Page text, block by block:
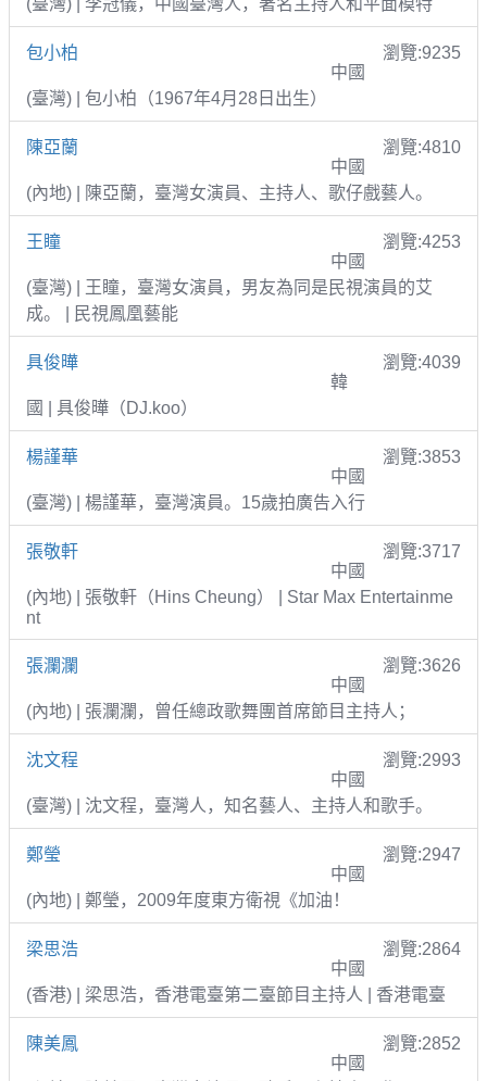
包小柏
瀏覽:9235
中國
(臺灣) | 包小柏（1967年4月28日出生）
陳亞蘭
瀏覽:4810
中國
(內地) | 陳亞蘭，臺灣女演員、主持人、歌仔戲藝人。
王瞳
瀏覽:4253
中國
(臺灣) | 王瞳，臺灣女演員，男友為同是民視演員的艾
成。 | 民視鳳凰藝能
具俊曄
瀏覽:4039
韓
國 | 具俊曄（DJ.koo）
楊謹華
瀏覽:3853
中國
(臺灣) | 楊謹華，臺灣演員。15歲拍廣告入行
張敬軒
瀏覽:3717
中國
(內地) | 張敬軒（Hins Cheung） | Star Max Entertainme
nt
張瀾瀾
瀏覽:3626
中國
(內地) | 張瀾瀾，曾任總政歌舞團首席節目主持人；
沈文程
瀏覽:2993
中國
(臺灣) | 沈文程，臺灣人，知名藝人、主持人和歌手。
鄭瑩
瀏覽:2947
中國
(內地) | 鄭瑩，2009年度東方衛視《加油！
梁思浩
瀏覽:2864
中國
(香港) | 梁思浩，香港電臺第二臺節目主持人 | 香港電臺
陳美鳳
瀏覽:2852
中國